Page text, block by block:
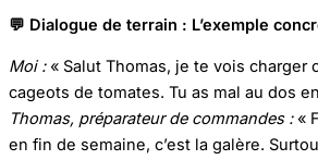
💬 Dialogue de terrain : L’exemple
Moi :« Salut Thomas, je te vois charger
cageots de tomates. Tu as mal au dos
Thomas, préparateur de commandes :«
en fin de semaine, c’est la galère.